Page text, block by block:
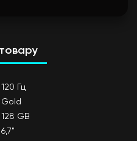
120 Гц
Gold
128 GB
6,7"